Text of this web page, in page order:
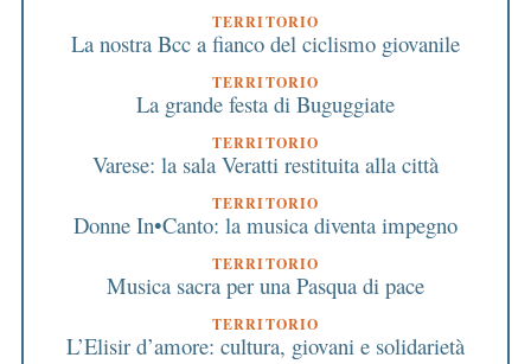
TERRITORIO
La nostra Bcc a fianco del ciclismo giovanile
TERRITORIO
La grande festa di Buguggiate
TERRITORIO
Varese: la sala Veratti restituita alla città
TERRITORIO
Donne In•Canto: la musica diventa impegno
TERRITORIO
Musica sacra per una Pasqua di pace
TERRITORIO
L’Elisir d’amore: cultura, giovani e solidarietà